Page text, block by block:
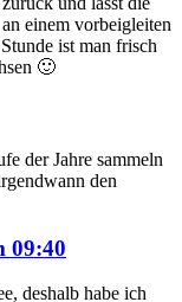
einem vorbeigleiten
ist man frisch
🙂
der Jahre sammeln
den
09:40
deshalb habe ich